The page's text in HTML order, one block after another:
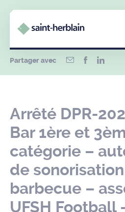
Partager avec
Arrêté DPR-
Bar 1ère et
catégorie –
de
barbecue –
UFSH Football